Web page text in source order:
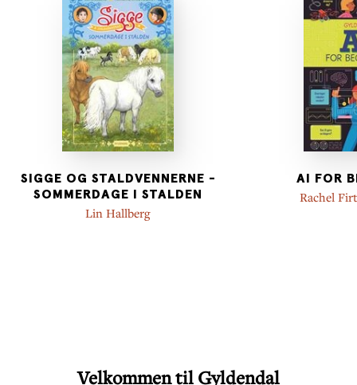
SIGGE OG STALDVENNERNE -
SOMMERDAGE I STALDEN
Lin Hallberg
AI FOR
Rachel
Velkommen til Gyldendal